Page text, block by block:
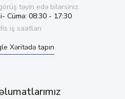
təyin edə bilərsiniz.
Cümə: 08:30 - 17:30
iş saatları
Xəritədə tapın